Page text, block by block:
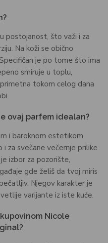
postojanost, što važi i za
Na koži se obično
je po tome što ima
smiruje u toplu,
tokom celog dana
ovaj parfem idealan?
i baroknom estetikom.
i za svečane večernje prilike
izbor za pozorište,
gde želiš da tvoj miris
Njegov karakter je
varijante iz iste kuće.
Nicole